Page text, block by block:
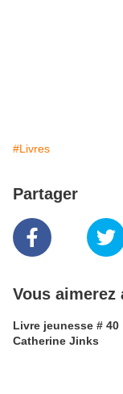
#Livres
Partager
Vous aimerez
Livre jeunesse #
Catherine Jinks